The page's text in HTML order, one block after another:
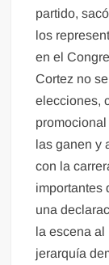
partido,
los
en el
Cortez no
elecciones,
las ganen y
con la
importantes
una
la escena al
jerarquía